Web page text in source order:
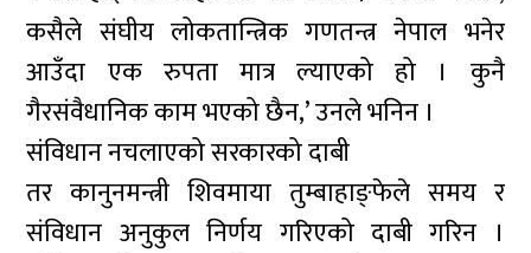
कसैले संघीय लोकतान्त्रिक गणतन्त्र नेपाल भनेर
आउँदा एक रुपता मात्र ल्याएको हो । कुनै
गैरसंवैधानिक काम भएको छैन,’ उनले भनिन ।
संविधान नचलाएको सरकारको दाबी
तर कानुनमन्त्री शिवमाया तुम्बाहाङ्फेले समय र
संविधान अनुकुल निर्णय गरिएको दाबी गरिन ।